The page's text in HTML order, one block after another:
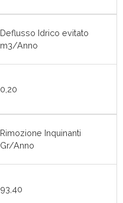
Deflusso Idrico evitato
m3/Anno
0,20
Rimozione Inquinanti
Gr/Anno
93,40